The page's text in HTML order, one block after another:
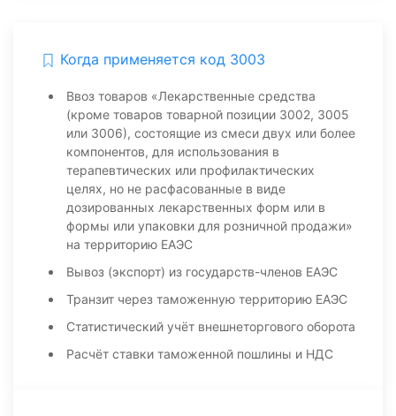
Когда применяется код 3003
Ввоз товаров «Лекарственные средства
(кроме товаров товарной позиции 3002, 3005
или 3006), состоящие из смеси двух или более
компонентов, для использования в
терапевтических или профилактических
целях, но не расфасованные в виде
дозированных лекарственных форм или в
формы или упаковки для розничной продажи»
на территорию ЕАЭС
Вывоз (экспорт) из государств-членов ЕАЭС
Транзит через таможенную территорию ЕАЭС
Статистический учёт внешнеторгового оборота
Расчёт ставки таможенной пошлины и НДС